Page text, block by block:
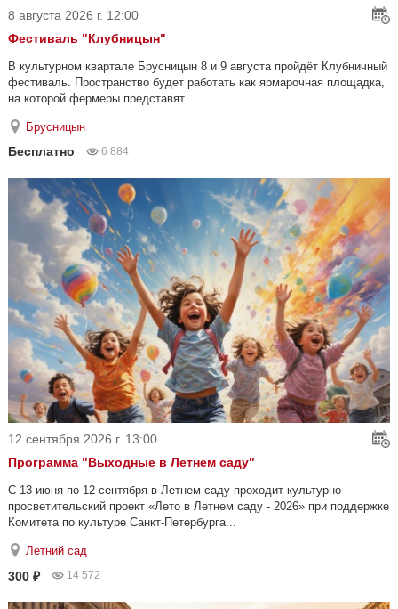
8 августа 2026 г. 12:00
Фестиваль "Клубницын"
В культурном квартале Брусницын 8 и 9 августа пройдёт Клубничный
фестиваль. Пространство будет работать как ярмарочная площадка,
на которой фермеры представят...
Брусницын
Бесплатно 6 884
12 сентября 2026 г. 13:00
Программа "Выходные в Летнем саду"
С 13 июня по 12 сентября в Летнем саду проходит культурно-
просветительский проект «Лето в Летнем саду - 2026» при поддержке
Комитета по культуре Санкт-Петербурга...
Летний сад
300 ₽ 14 572